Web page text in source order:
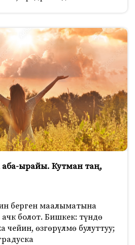
аба-ырайы. Кутман таң,
берген маалыматына
болот. Бишкек: түндө
чейин, өзгөрүлмө булуттуу;